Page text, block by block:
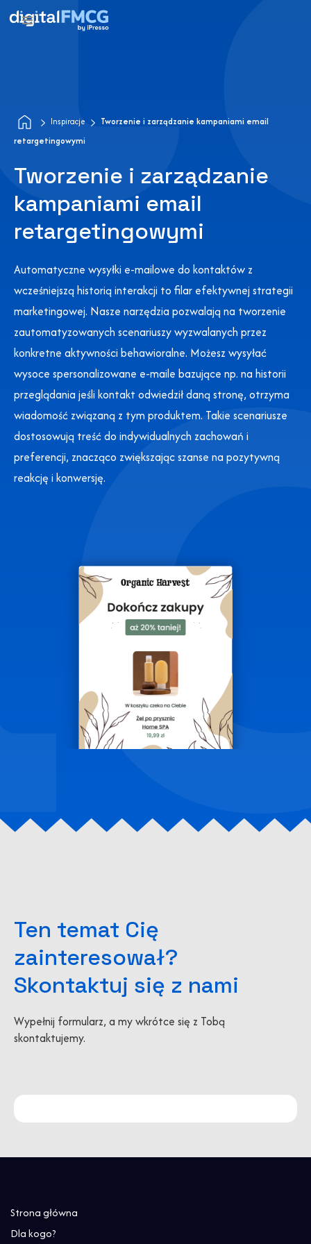
Inspiracje
Tworzenie i zarządzanie kampaniami email
retargetingowymi
Tworzenie i zarządzanie
kampaniami email
retargetingowymi
Automatyczne wysyłki e-mailowe do kontaktów z
wcześniejszą historią interakcji to filar efektywnej strategii
marketingowej. Nasze narzędzia pozwalają na tworzenie
zautomatyzowanych scenariuszy wyzwalanych przez
konkretne aktywności behawioralne. Możesz wysyłać
wysoce spersonalizowane e-maile bazujące np. na historii
przeglądania jeśli kontakt odwiedził daną stronę, otrzyma
wiadomość związaną z tym produktem. Takie scenariusze
dostosowują treść do indywidualnych zachowań i
preferencji, znacząco zwiększając szanse na pozytywną
reakcję i konwersję.
Ten temat Cię
zainteresował?
Skontaktuj się z nami
Wypełnij formularz, a my wkrótce się z Tobą
skontaktujemy.
Strona główna
Dla kogo?